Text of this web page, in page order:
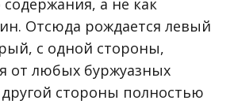
содержания, а не как
Отсюда рождается левый
с одной стороны,
от любых буржуазных
другой стороны полностью